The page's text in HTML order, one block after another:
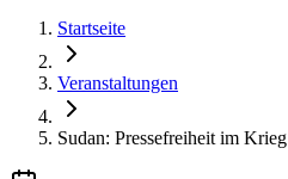
Startseite
Veranstaltungen
Sudan: Pressefreiheit im Krieg